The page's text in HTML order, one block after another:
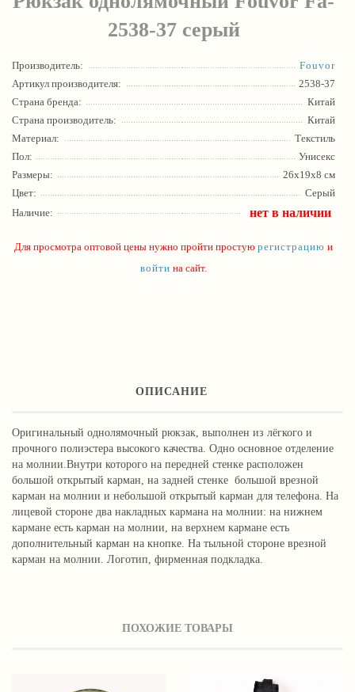
2538-37 серый
Производитель:
Fouvor
Артикул производителя:
2538-37
Страна бренда:
Китай
Страна производитель:
Китай
Материал:
Текстиль
Пол:
Унисекс
Размеры:
26х19x8 см
Цвет:
Серый
Наличие:
нет в наличии
Для просмотра оптовой цены нужно пройти простую регистрацию и
войти на сайт.
ОПИСАНИЕ
Оригинальный однолямочный рюкзак, выполнен из лёгкого и
прочного полиэстера высокого качества. Одно основное отделение
на молнии.Внутри которого на передней стенке расположен
большой открытый карман, на задней стенке большой врезной
карман на молнии и небольшой открытый карман для телефона. На
лицевой стороне два накладных кармана на молнии: на нижнем
кармане есть карман на молнии, на верхнем кармане есть
дополнительный карман на кнопке. На тыльной стороне врезной
карман на молнии. Логотип, фирменная подкладка.
ПОХОЖИЕ ТОВАРЫ